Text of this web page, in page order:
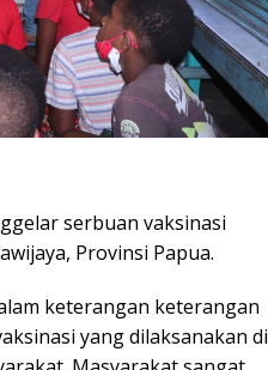
serbuan vaksinasi
Provinsi Papua.
keterangan keterangan
yang dilaksanakan di